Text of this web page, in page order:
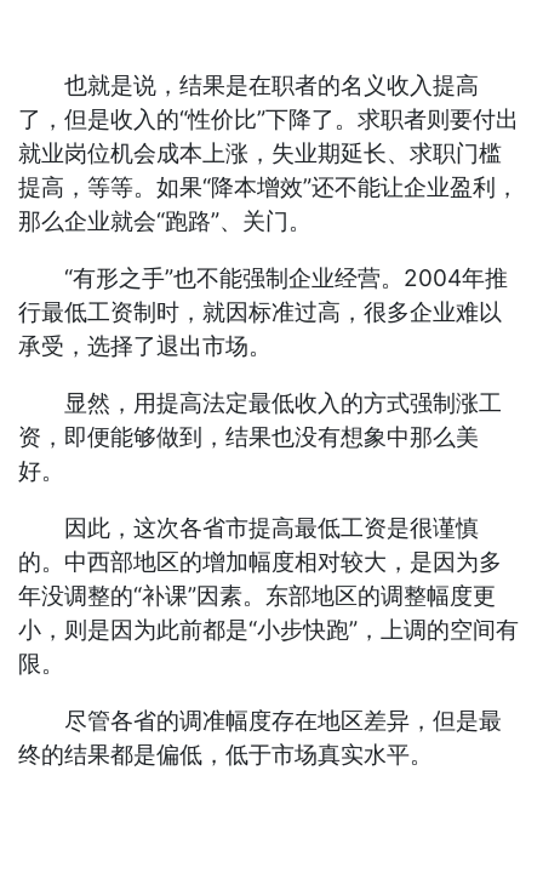
也就是说，结果是在职者的名义收入提高
了，但是收入的“性价比”下降了。求职者则要付出
就业岗位机会成本上涨，失业期延长、求职门槛
提高，等等。如果“降本增效”还不能让企业盈利，
那么企业就会“跑路”、关门。
“有形之手”也不能强制企业经营。2004年推
行最低工资制时，就因标准过高，很多企业难以
承受，选择了退出市场。
显然，用提高法定最低收入的方式强制涨工
资，即便能够做到，结果也没有想象中那么美
好。
因此，这次各省市提高最低工资是很谨慎
的。中西部地区的增加幅度相对较大，是因为多
年没调整的“补课”因素。东部地区的调整幅度更
小，则是因为此前都是“小步快跑”，上调的空间有
限。
尽管各省的调准幅度存在地区差异，但是最
终的结果都是偏低，低于市场真实水平。